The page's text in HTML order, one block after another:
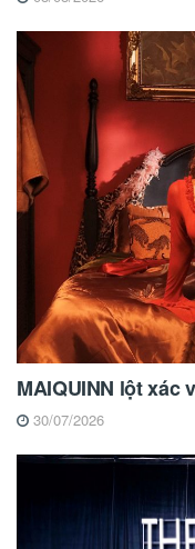
MAIQUINN lột xác
30/07/2026